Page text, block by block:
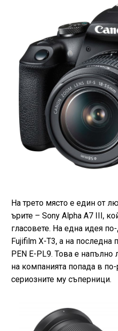
На трето място е един от
ърите – Sony Alpha A7 III,
гласовете. На една идея
Fujifilm X-T3, а на последна
PEN E-PL9. Това е напълно
на компанията попада в
сериозните му съперници.